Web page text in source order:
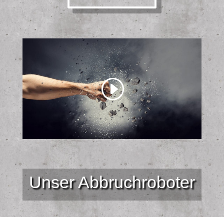
Unser Abbruchroboter